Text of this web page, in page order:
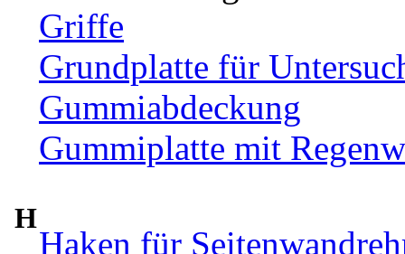
Griffe
Grundplatte für
Gummiabdeckung
Gummiplatte mit
H
Haken für